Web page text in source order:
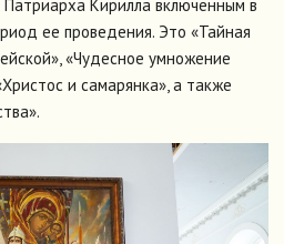
Кирилла включенным в
ее проведения. Это «Тайная
«Чудесное умножение
и самарянка», а также